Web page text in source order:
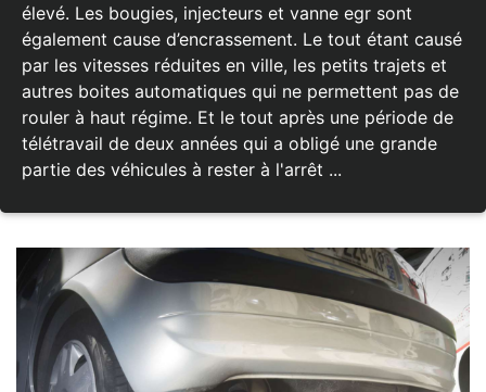
élevé. Les bougies, injecteurs et vanne egr sont
également cause d’encrassement. Le tout étant causé
par les vitesses réduites en ville, les petits trajets et
autres boites automatiques qui ne permettent pas de
rouler à haut régime. Et le tout après une période de
télétravail de deux années qui a obligé une grande
partie des véhicules à rester à l'arrêt ...